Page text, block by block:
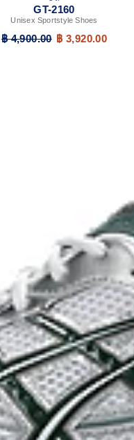
GT-2160
Unisex Sportstyle Shoes
฿ 4,900.00 ฿ 3,920.00